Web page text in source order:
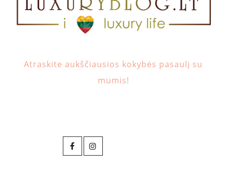
Atraskite aukščiausios kokybės pasaulį su
mumis!